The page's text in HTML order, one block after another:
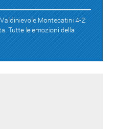
Montecatini 4-2:
Tutte le emozioni della